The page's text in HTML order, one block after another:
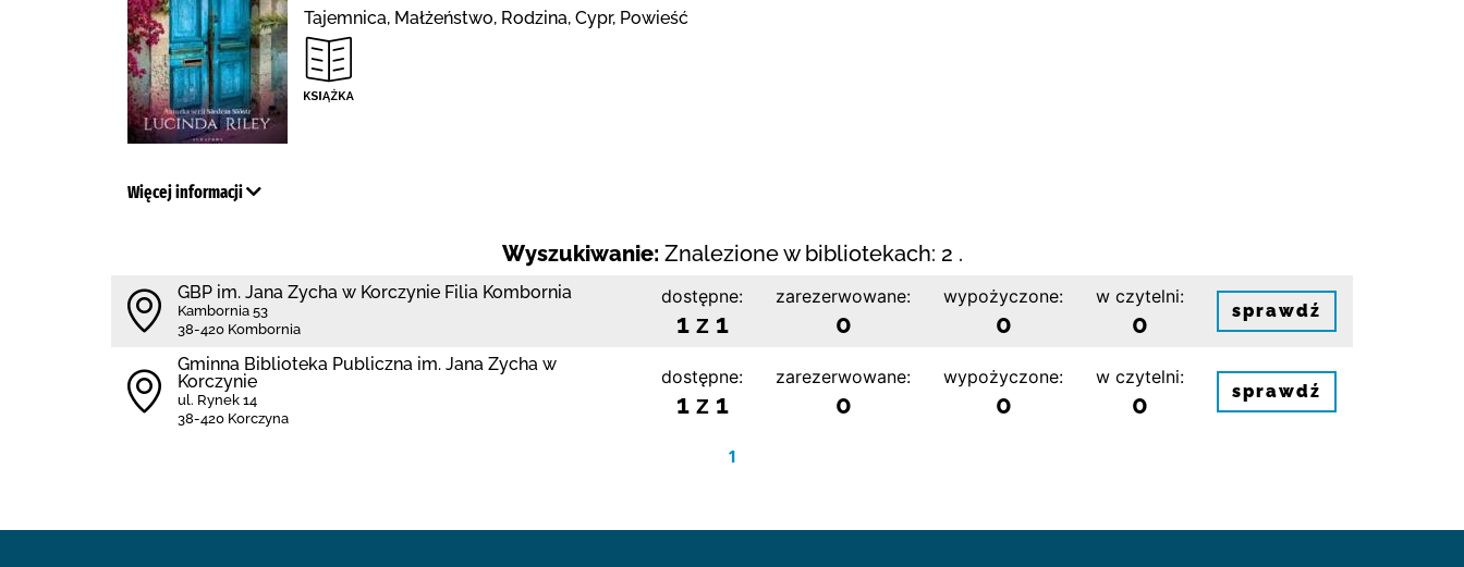
Tajemnica, Małżeństwo, Rodzina, Cypr, Powieść
Więcej informacji
Wyszukiwanie: Znalezione w bibliotekach: 2 .
GBP im. Jana Zycha w Korczynie Filia Kombornia
Kambornia 53
38-420 Kombornia
dostępne:
1 z 1
zarezerwowane:
0
wypożyczone:
0
w czytelni:
0 sprawdź
Gminna Biblioteka Publiczna im. Jana Zycha w
Korczynie
ul. Rynek 14
38-420 Korczyna
dostępne:
1 z 1
zarezerwowane:
0
wypożyczone:
0
w czytelni:
0 sprawdź
1